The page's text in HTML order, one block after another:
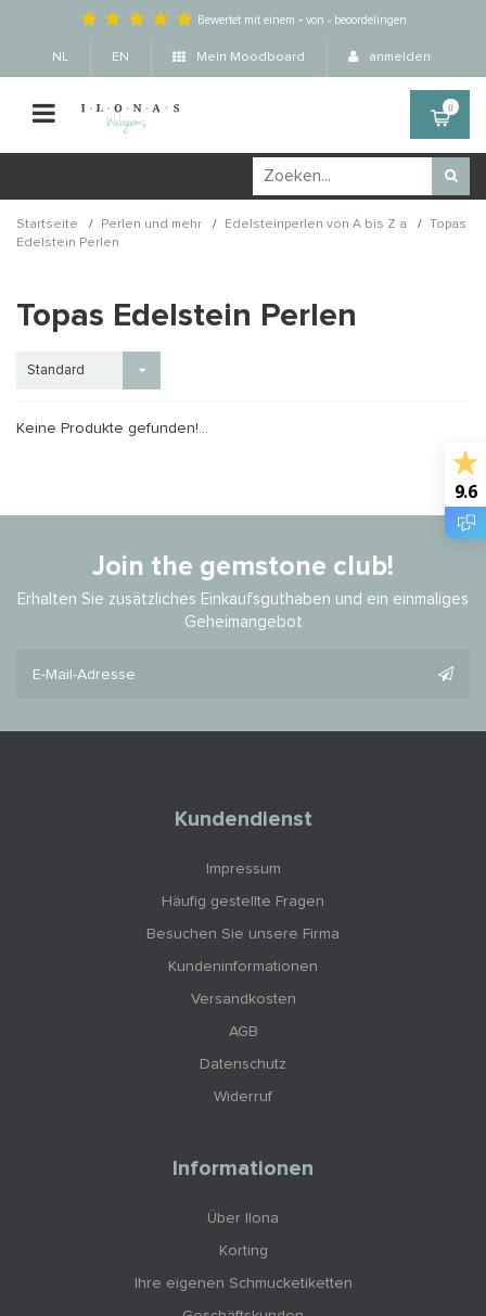
Bewertet mit einem - von - beoordelingen
NL EN Mein Moodboard anmelden
0
Startseite / Perlen und mehr / Edelsteinperlen von A bis Z a /
Topas
Edelstein Perlen
Topas Edelstein Perlen
Standard
Keine Produkte gefunden!...
Join the gemstone club!
Erhalten Sie zusätzliches Einkaufsguthaben und ein einmaliges
Geheimangebot
Kundendienst
Impressum
Häufig gestellte Fragen
Besuchen Sie unsere Firma
Kundeninformationen
Versandkosten
AGB
Datenschutz
Widerruf
Informationen
Über Ilona
Korting
Ihre eigenen Schmucketiketten
9.6